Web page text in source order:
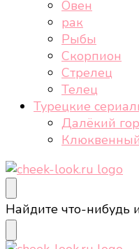
Овен
рак
Рыбы
Скорпион
Стрелец
Телец
Турецкие
Далёкий
cheek-look.ru
Женский сайт о
Ищите
что-
то?
Найдите что-нибудь